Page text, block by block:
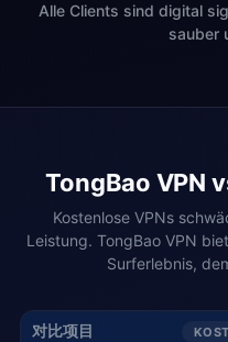
Alle Clients sind digital
sauber
TongBao VPN
Kostenlose VPNs
Leistung. TongBao VPN
Surferlebnis,
对比项目